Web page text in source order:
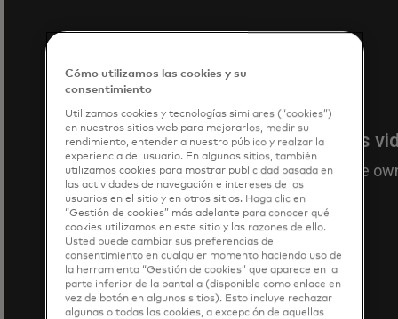
Cómo utilizamos las cookies y su
consentimiento
Utilizamos cookies y tecnologías similares (“cookies”)
en nuestros sitios web para mejorarlos, medir su
rendimiento, entender a nuestro público y realzar la
experiencia del usuario. En algunos sitios, también
utilizamos cookies para mostrar publicidad basada en
las actividades de navegación e intereses de los
usuarios en el sitio y en otros sitios. Haga clic en
“Gestión de cookies” más adelante para conocer qué
cookies utilizamos en este sitio y las razones de ello.
Usted puede cambiar sus preferencias de
consentimiento en cualquier momento haciendo uso de
la herramienta “Gestión de cookies” que aparece en la
parte inferior de la pantalla (disponible como enlace en
vez de botón en algunos sitios). Esto incluye rechazar
algunas o todas las cookies, a excepción de aquellas